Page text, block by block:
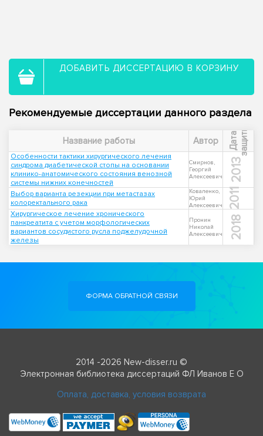
ДОБАВИТЬ ДИССЕРТАЦИЮ В КОРЗИНУ
Рекомендуемые диссертации данного раздела
Название работы Автор Д
а
т
а
з
а
щ
и
т ы
Особенности тактики хирургического лечения
синдрома диабетической стопы на основании
клинико-анатомического состояния венозной
системы нижних конечностей
Смирнов,
Георгий
Алексеевич
2013
Выбор варианта резекции при метастазах
колоректального рака
Коваленко,
Юрий
Алексеевич
2011
Хирургическое лечение хронического
панкреатита с учетом морфологических
вариантов сосудистого русла поджелудочной
железы
Пронин
Николай
Алексеевич
2018
ФОРМА ОБРАТНОЙ СВЯЗИ
2014 -2026 New-disser.ru ©
Электронная библиотека диссертаций ФЛ Иванов Е О
Оплата, доставка, условия возврата